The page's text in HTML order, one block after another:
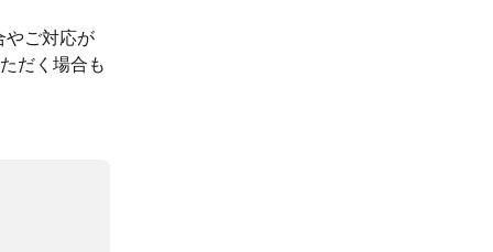
やご対応が
だく場合も